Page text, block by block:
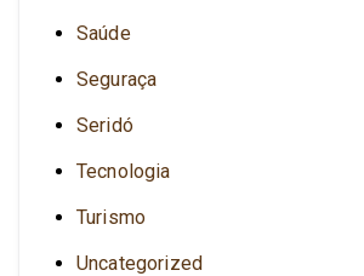
Saúde
Seguraça
Seridó
Tecnologia
Turismo
Uncategorized